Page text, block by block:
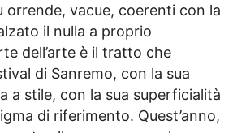
orrende, vacue, coerenti con la
il nulla a proprio
dell’arte è il tratto che
di Sanremo, con la sua
a stile, con la sua superficialità
di riferimento. Quest’anno,